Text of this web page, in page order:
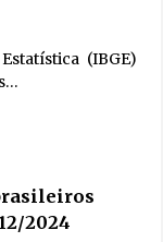
(IBGE)
2024